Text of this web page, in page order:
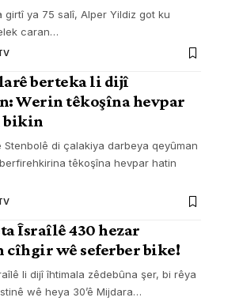
girtî ya 75 salî, Alper Yildiz got ku
caran…
berteka li dijî
Werin têkoşîna hevpar
bikin
Stenbolê di çalakiya darbeya qeyûman
têkoşîna hevpar hatin
Îsraîlê 430 hezar
cîhgir wê seferber bike!
li dijî îhtimala zêdebûna şer, bi rêya
wê heya 30’ê Mijdara…